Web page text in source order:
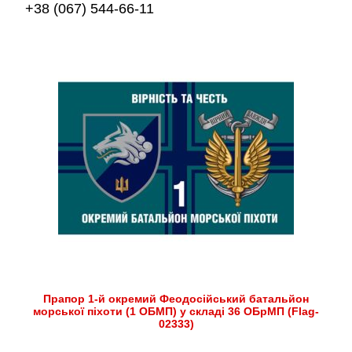
+38 (067) 544-66-11
Прапор 1-й окремий Феодосійський батальйон
морської піхоти (1 ОБМП) у складі 36 ОБрМП (Flag-
02333)